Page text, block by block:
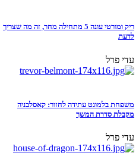
ריק ומורטי עונה 5 מתחילה מחר, זה מה שצריך
לדעת
עדי פרל
משפחת בלמונט עתידה לחזור: קאסלבניה
מקבלת סדרת המשך
עדי פרל